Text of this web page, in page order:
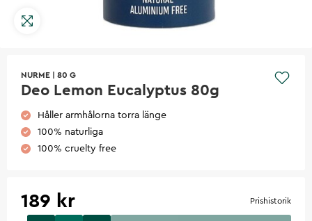
NURME 80 G
Deo Lemon Eucalyptus 80g
Håller armhålorna torra länge
100% naturliga
100% cruelty free
189 kr Prishistorik